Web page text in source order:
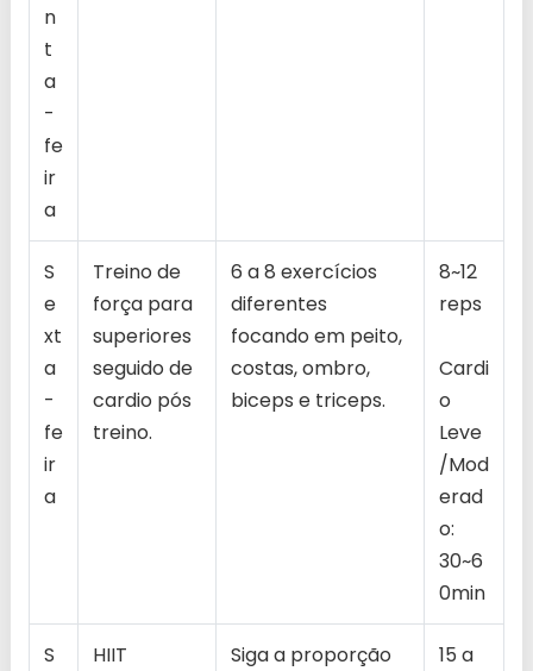
n
t
a
-
fe
ir
a
S
e
xt
a
-
fe
ir
a
Treino de
força para
superiores
seguido de
cardio pós
treino.
6 a 8 exercícios
diferentes
focando em peito,
costas, ombro,
biceps e triceps.
8~12
reps
Cardi
o
Leve
/Mod
erad
o:
30~6
0min
S
HIIT
Siga a proporção
15 a